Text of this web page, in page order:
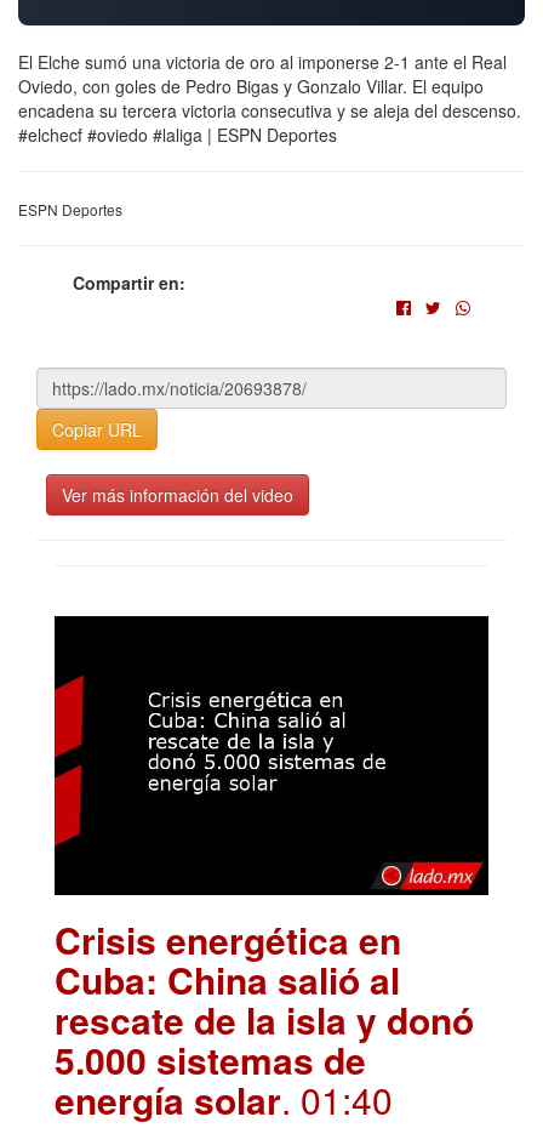
El Elche sumó una victoria de oro al imponerse 2-1 ante el Real
Oviedo, con goles de Pedro Bigas y Gonzalo Villar. El equipo
encadena su tercera victoria consecutiva y se aleja del descenso.
#elchecf #oviedo #laliga | ESPN Deportes
ESPN Deportes
Compartir en:
Copiar URL
Ver más información del video
Crisis energética en
Cuba: China salió al
rescate de la isla y donó
5.000 sistemas de
energía solar. 01:40